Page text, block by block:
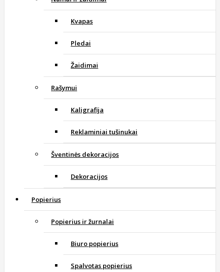
Kvapas
Pledai
Žaidimai
Rašymui
Kaligrafija
Reklaminiai tušinukai
Šventinės dekoracijos
Dekoracijos
Popierius
Popierius ir žurnalai
Biuro popierius
Spalvotas popierius